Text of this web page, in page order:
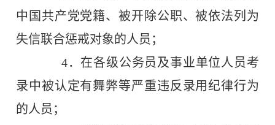
中国共产党党籍、被开除公职、被依法列为
失信联合惩戒对象的人员；
4．在各级公务员及事业单位人员考
录中被认定有舞弊等严重违反录用纪律行为
的人员；